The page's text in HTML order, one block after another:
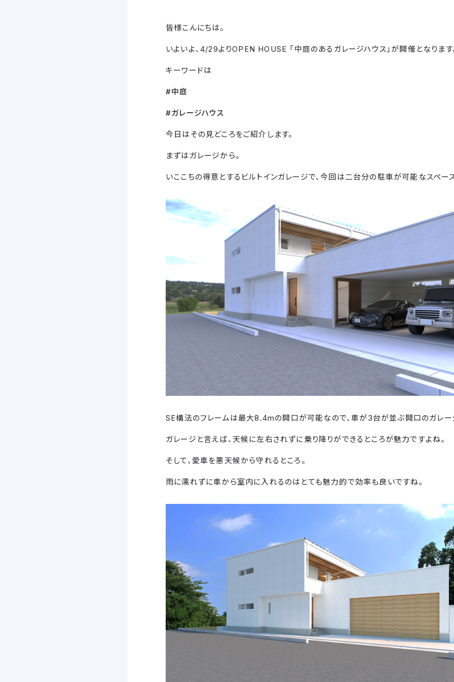
皆様こんにちは。
いよいよ、4/29よりOPEN HOUSE 「中庭のあるガレージハウス」が開催となります
キーワードは
#中庭
#ガレージハウス
今日はその見どころをご紹介します。
まずはガレージから。
いここちの得意とするビルトインガレージで、今回は二台分の駐車が可能なスペー
SE構法のフレームは最大8.4mの開口が可能なので、車が3台が並ぶ開口のガレー
ガレージと言えば、天候に左右されずに乗り降りができるところが魅力ですよね。
そして、愛車を悪天候から守れるところ。
雨に濡れずに車から室内に入れるのはとても魅力的で効率も良いですね。